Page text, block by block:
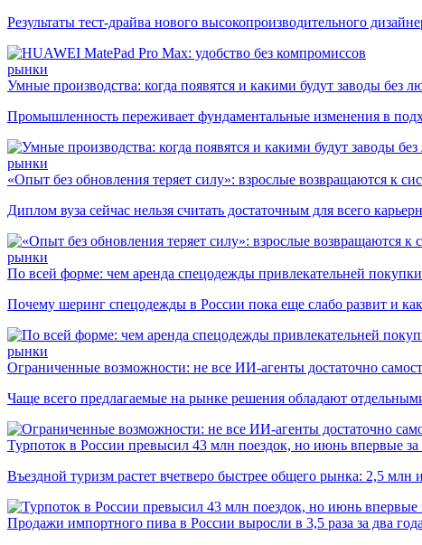
Результаты тест-драйва нового высокопроизводительного
рынки
Умные производства: когда появятся и какими будут заводы без
Промышленность переживает фундаментальные изменения в
рынки
«Опыт без обновления теряет силу»: взрослые возвращаются к
Диплом вуза сейчас нельзя считать достаточным для всего
рынки
По всей форме: чем аренда спецодежды привлекательней покупки
Почему шеринг спецодежды в России пока еще слабо развит и
рынки
Ограниченные возможности: не все ИИ-агенты достаточно
Чаще всего предлагаемые на рынке решения обладают
Турпоток в России превысил 43 млн поездок, но июнь впервые
Въездной туризм растет вчетверо быстрее общего рынка: 2,5 млн
Продажи импортного пива в России выросли в 3,5 раза за два года